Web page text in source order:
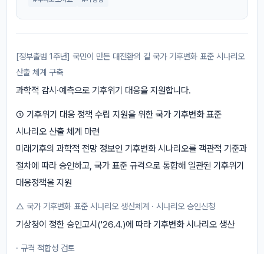
[정부출범 1주년] 국민이 만든 대전환의 길 국가 기후변화 표준 시나리오
산출 체계 구축
과학적 감시·예측으로 기후위기 대응을 지원합니다.
① 기후위기 대응 정책 수립 지원을 위한 국가 기후변화 표준
시나리오 산출 체계 마련
미래기후의 과학적 전망 정보인 기후변화 시나리오를 객관적 기준과
절차에 따라 승인하고, 국가 표준 규격으로 통합해 일관된 기후위기
대응정책을 지원
△ 국가 기후변화 표준 시나리오 생산체계 · 시나리오 승인신청
기상청이 정한 승인고시('26.4.)에 따라 기후변화 시나리오 생산
· 규격 적합성 검토